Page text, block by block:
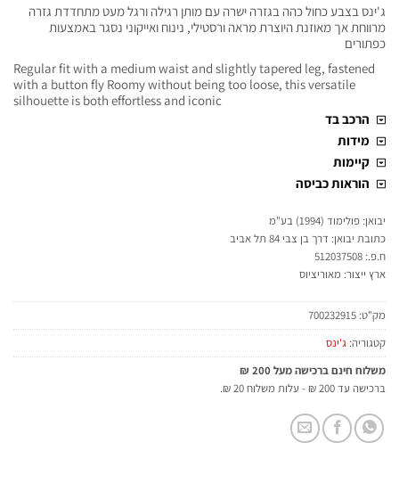
ג'ינס בצבע כחול כהה בגזרה ישרה עם מותן רגילה ורגל מעט מתחדדת גזרה
מרווחת אך מאוזנת היוצרת מראה ורסטילי, נינוח ואייקוני נסגר באמצעות
כפתורים
Regular fit with a medium waist and slightly tapered leg, fastened
with a button fly Roomy without being too loose, this versatile
silhouette is both effortless and iconic
הרכב בד
מידות
קיימות
הוראות כביסה
יבואן: פולימוד (1994) בע"מ
כתובת יבואן: דרך בן צבי 84 תל אביב
ח.פ.: 512037508
ארץ ייצור: מאוריציוס
מק"ט: 700232915
קטגוריה: ג'ינס
משלוח חינם ברכישה מעל 200 ₪
ברכישה עד 200 ₪ - עלות משלוח 20 ₪.